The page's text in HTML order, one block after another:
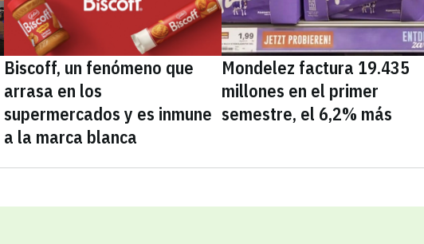
Biscoff, un fenómeno que
arrasa en los
supermercados y es inmune
a la marca blanca
Mondelez factura 19.435
millones en el primer
semestre, el 6,2% más